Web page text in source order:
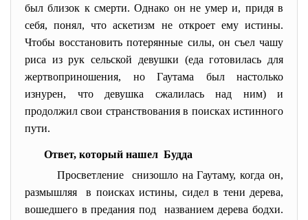
был близок к смерти. Однако он не умер и, придя в
себя, понял, что аскетизм не откроет ему истины.
Чтобы восстановить потерянные силы, он съел чашу
риса из рук сельской девушки (еда готовилась для
жертвоприношения, но Гаутама был настолько
изнурен, что девушка сжалилась над ним) и
продолжил свои странствования в поисках истинного
пути.
Ответ, который нашел Будда
Просветление снизошло на Гаутаму, когда он,
размышляя в поисках истины, сидел в тени дерева,
вошедшего в предания под названием дерева бодхи.